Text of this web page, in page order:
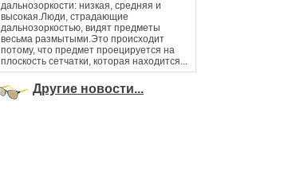
дальнозоркости: низкая, средняя и
высокая.Люди, страдающие
дальнозоркостью, видят предметы
весьма размытыми.Это происходит
потому, что предмет проецируется на
плоскость сетчатки, которая находится...
Другие новости...